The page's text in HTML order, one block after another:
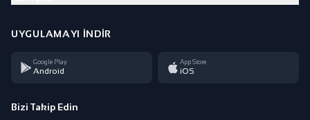
UYGULAMAYI İNDIR
Google Play
Android
App Store
iOS
Bizi Takip Edin